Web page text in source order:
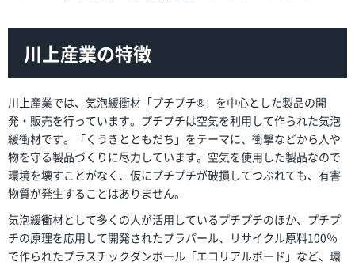
川上産業の特徴
川上産業では、気泡緩衝材「プチプチ®」を中心とした製品の開
発・販売を行っています。プチプチは空気を利用して作られた気泡
緩衝材です。「くうきとともだち」をテーマに、衝撃などから人や
物を守る製品づくりに尽力しています。空気を使用した製品なので
環境を壊すことがなく、仮にプチプチが破損してつぶれても、有害
物質が発生することはありません。
気泡緩衝材として多くの人が活用しているプチプチのほか、プチプ
チの原理を応用して開発されたプラパール、リサイクル原料100％
で作られたプラスチックダンボール「エコリアルボード」など、環